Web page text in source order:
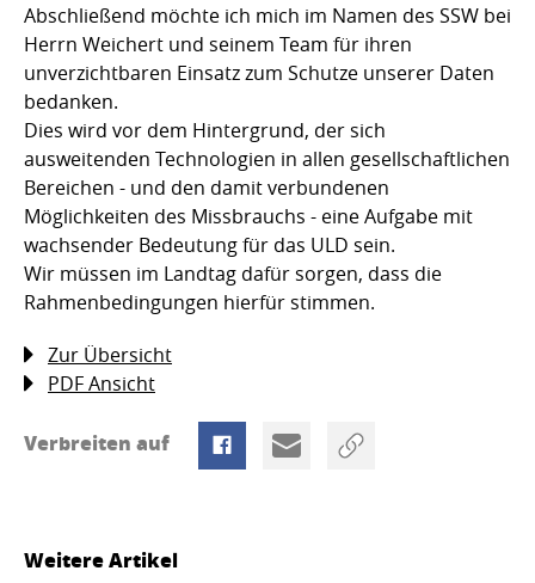
Abschließend möchte ich mich im Namen des SSW bei
Herrn Weichert und seinem Team für ihren
unverzichtbaren Einsatz zum Schutze unserer Daten
bedanken.
Dies wird vor dem Hintergrund, der sich
ausweitenden Technologien in allen gesellschaftlichen
Bereichen - und den damit verbundenen
Möglichkeiten des Missbrauchs - eine Aufgabe mit
wachsender Bedeutung für das ULD sein.
Wir müssen im Landtag dafür sorgen, dass die
Rahmenbedingungen hierfür stimmen.
Zur Übersicht
PDF Ansicht
Verbreiten auf
Weitere Artikel